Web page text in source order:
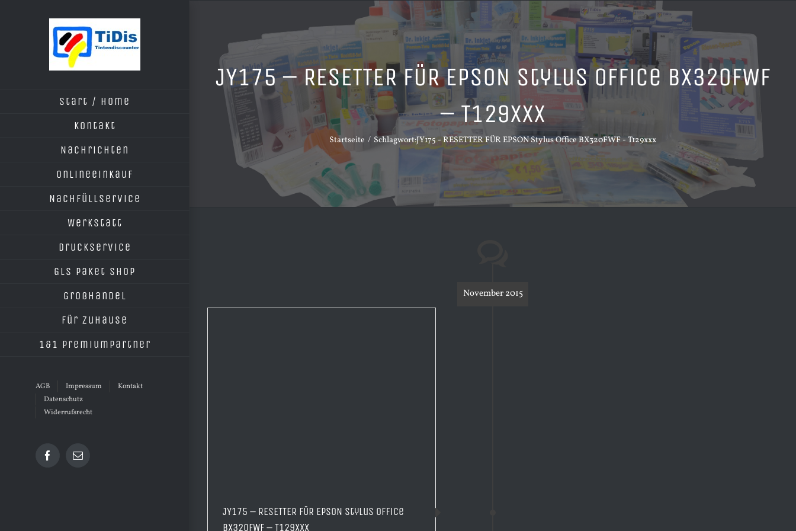
Start / Home
Kontakt
Nachrichten
Onlineeinkauf
Nachfüllservice
Werkstatt
Druckservice
GLS Paket Shop
Großhandel
Für Zuhause
1&1 Premiumpartner
AGB Impressum
Kontakt
Datenschutz
Widerrufsrecht
Facebook
E-
JY175 – RESETTER FÜR EPSON Stylus Office BX320FWF
– T129xxx
Startseite Schlagwort:JY175 - RESETTER FÜR EPSON Stylus Office BX320FWF - T129xxx
November 2015
JY175 – RESETTER FÜR EPSON Stylus Office
BX320FWF – T129xxx